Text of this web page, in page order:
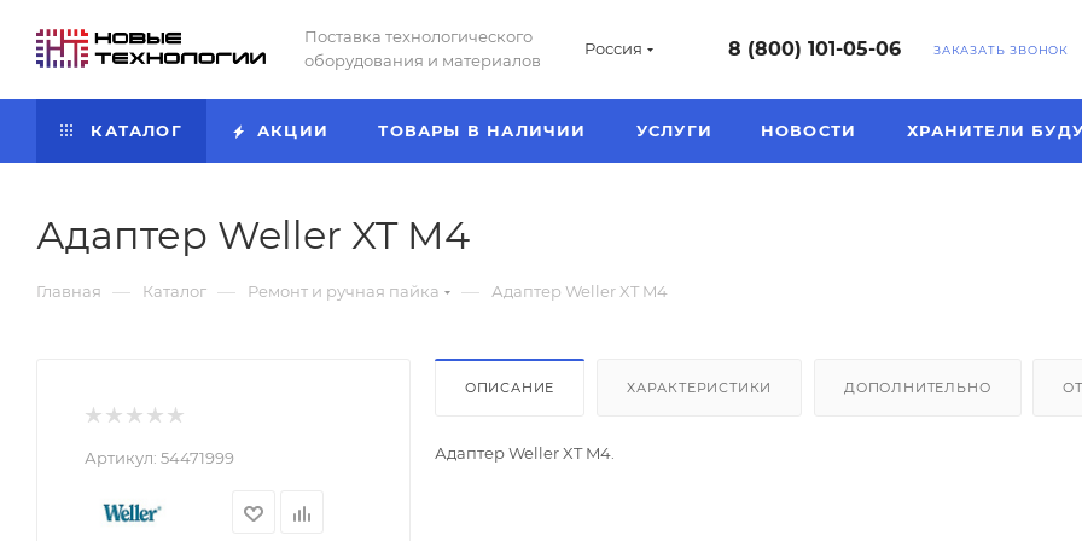
Поставка технологического
оборудования и материалов
Россия 8 (800) 101-05-06 ЗАКАЗАТЬ ЗВОНОК
КАТАЛОГ АКЦИИ ТОВАРЫ В НАЛИЧИИ УСЛУГИ НОВОСТИ ХРАНИТЕЛИ
Адаптер Weller XT M4
Главная — Каталог — Ремонт и ручная пайка — Адаптер Weller XT M4
Артикул: 54471999
ОПИСАНИЕ ХАРАКТЕРИСТИКИ ДОПОЛНИТЕЛЬНО
Адаптер Weller XT M4.